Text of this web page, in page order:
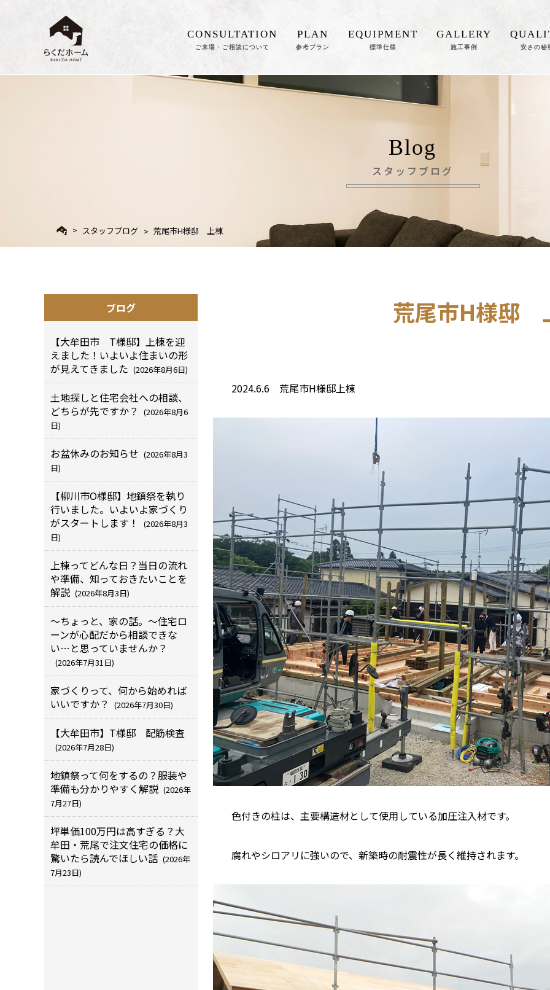
CONSULTATION
ご来場・ご相談について
PLAN
参考プラン
EQUIPMENT
標準仕様
GALLERY
施工事例 安さの秘
Blog
スタッフブログ
スタッフブログ 荒尾市H様邸 上棟
荒尾市H様邸
2024.6.6 荒尾市H様邸上棟
色付きの柱は、主要構造材として使用している加圧注入材です。
腐れやシロアリに強いので、新築時の耐震性が長く維持されます。
ブログ
【大牟田市 T様邸】上棟を迎
えました！いよいよ住まいの形
が見えてきました (2026年8月6日)
土地探しと住宅会社への相談、
どちらが先ですか？
(2026年8月6
日)
お盆休みのお知らせ (2026年8月3
日)
【柳川市O様邸】地鎮祭を執り
行いました。いよいよ家づくり
がスタートします！
(2026年8月3
日)
上棟ってどんな日？当日の流れ
や準備、知っておきたいことを
解説 (2026年8月3日)
～ちょっと、家の話。～住宅ロ
ーンが心配だから相談できな
い…と思っていませんか？
(2026年7月31日)
家づくりって、何から始めれば
いいですか？
(2026年7月30日)
【大牟田市】T様邸 配筋検査
(2026年7月28日)
地鎮祭って何をするの？服装や
準備も分かりやすく解説 (2026年
7月27日)
坪単価100万円は高すぎる？大
牟田・荒尾で注文住宅の価格に
驚いたら読んでほしい話 (2026年
7月23日)